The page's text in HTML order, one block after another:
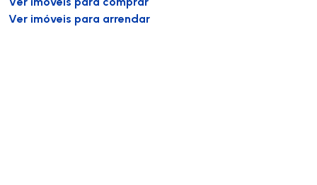
Ver imóveis para arrendar